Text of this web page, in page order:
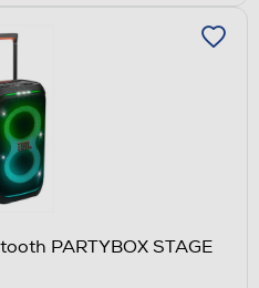
PARTYBOX STAGE